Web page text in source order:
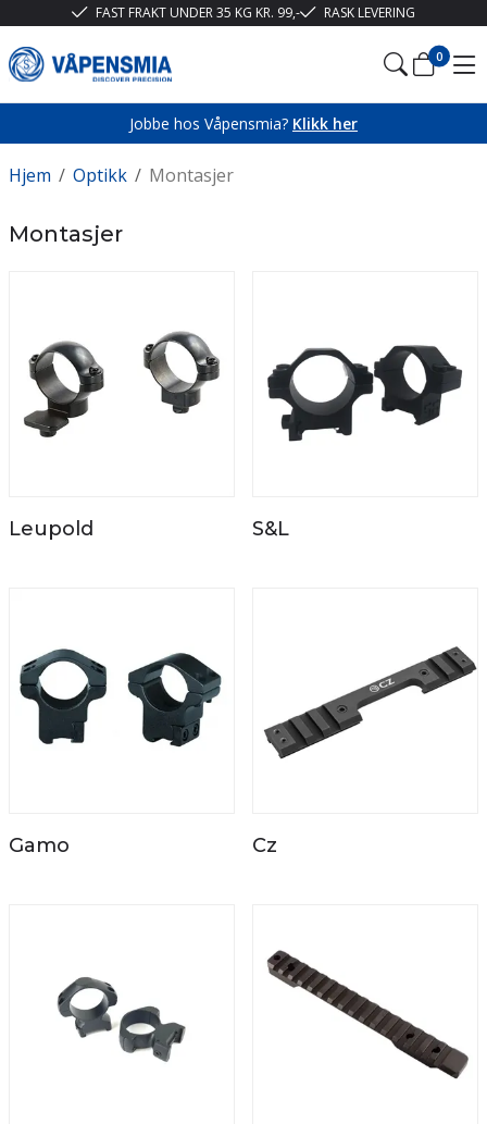
FAST FRAKT UNDER 35 KG KR. 99,- RASK LEVERING
0
Jobbe hos Våpensmia? Klikk her
/
Hjem /
Optikk Montasjer
Montasjer
Leupold S&L
Gamo Cz